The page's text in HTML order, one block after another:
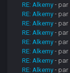
RE: Alkemy - par
RE: Alkemy - par
RE: Alkemy - par
RE: Alkemy - par
RE: Alkemy - par
RE: Alkemy - par
RE: Alkemy - par
RE: Alkemy - par